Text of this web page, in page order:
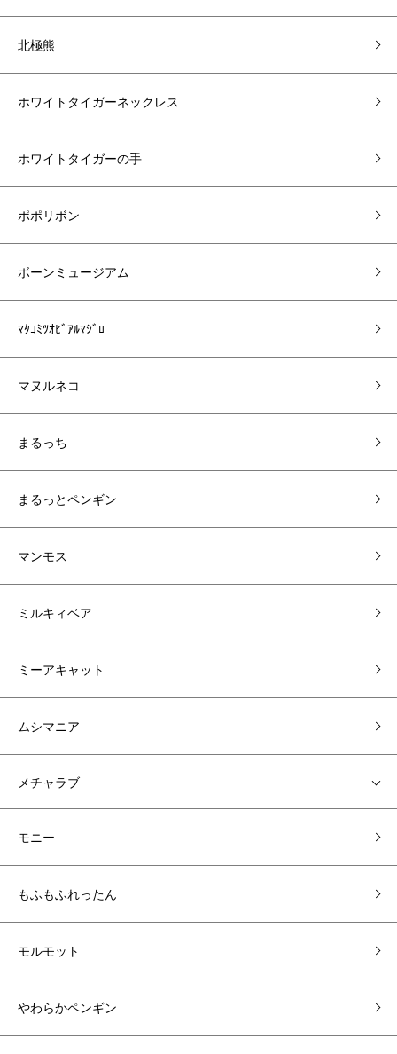
北極熊
ホワイトタイガーネックレス
ホワイトタイガーの手
ポポリボン
ボーンミュージアム
ﾏﾀｺﾐﾂｵﾋﾞｱﾙﾏｼﾞﾛ
マヌルネコ
まるっち
まるっとペンギン
マンモス
ミルキィベア
ミーアキャット
ムシマニア
メチャラブ
モニー
もふもふれったん
モルモット
やわらかペンギン